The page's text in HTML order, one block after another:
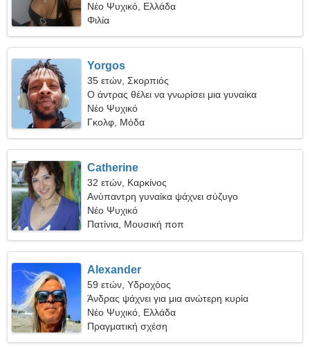
Νέο Ψυχικό, Ελλάδα
Φιλία
Yorgos
35 ετών, Σκορπιός
Ο άντρας θέλει να γνωρίσει μια γυναίκα
Νέο Ψυχικό
Γκολφ, Μόδα
Catherine
32 ετών, Καρκίνος
Ανύπαντρη γυναίκα ψάχνει σύζυγο
Νέο Ψυχικό
Πατίνια, Μουσική ποπ
Alexander
59 ετών, Υδροχόος
Άνδρας ψάχνει για μια ανώτερη κυρία
Νέο Ψυχικό, Ελλάδα
Πραγματική σχέση